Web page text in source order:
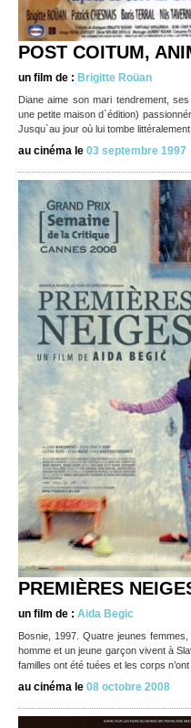
POST COITUM,
un film de : Brigitte Roüan
Diane aime son mari tendrement,
une petite maison d`édition)
Jusqu`au jour où lui tombe
au cinéma le 03 septembre 1997
PREMIÈRES
un film de : Aida Begic
Bosnie, 1997. Quatre jeunes
homme et un jeune garçon vivent à
familles ont été tuées et les corps
au cinéma le 08 octobre 2008